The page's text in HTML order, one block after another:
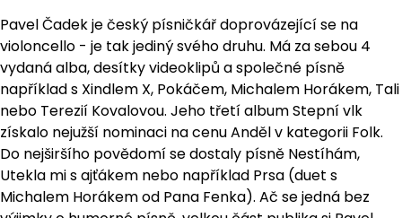
Pavel Čadek je český písničkář doprovázející se na
violoncello - je tak jediný svého druhu. Má za sebou 4
vydaná alba, desítky videoklipů a společné písně
například s Xindlem X, Pokáčem, Michalem Horákem, Tali
nebo Terezií Kovalovou. Jeho třetí album Stepní vlk
získalo nejužší nominaci na cenu Anděl v kategorii Folk.
Do nejširšího povědomí se dostaly písně Nestíhám,
Utekla mi s ajťákem nebo například Prsa (duet s
Michalem Horákem od Pana Fenka). Ač se jedná bez